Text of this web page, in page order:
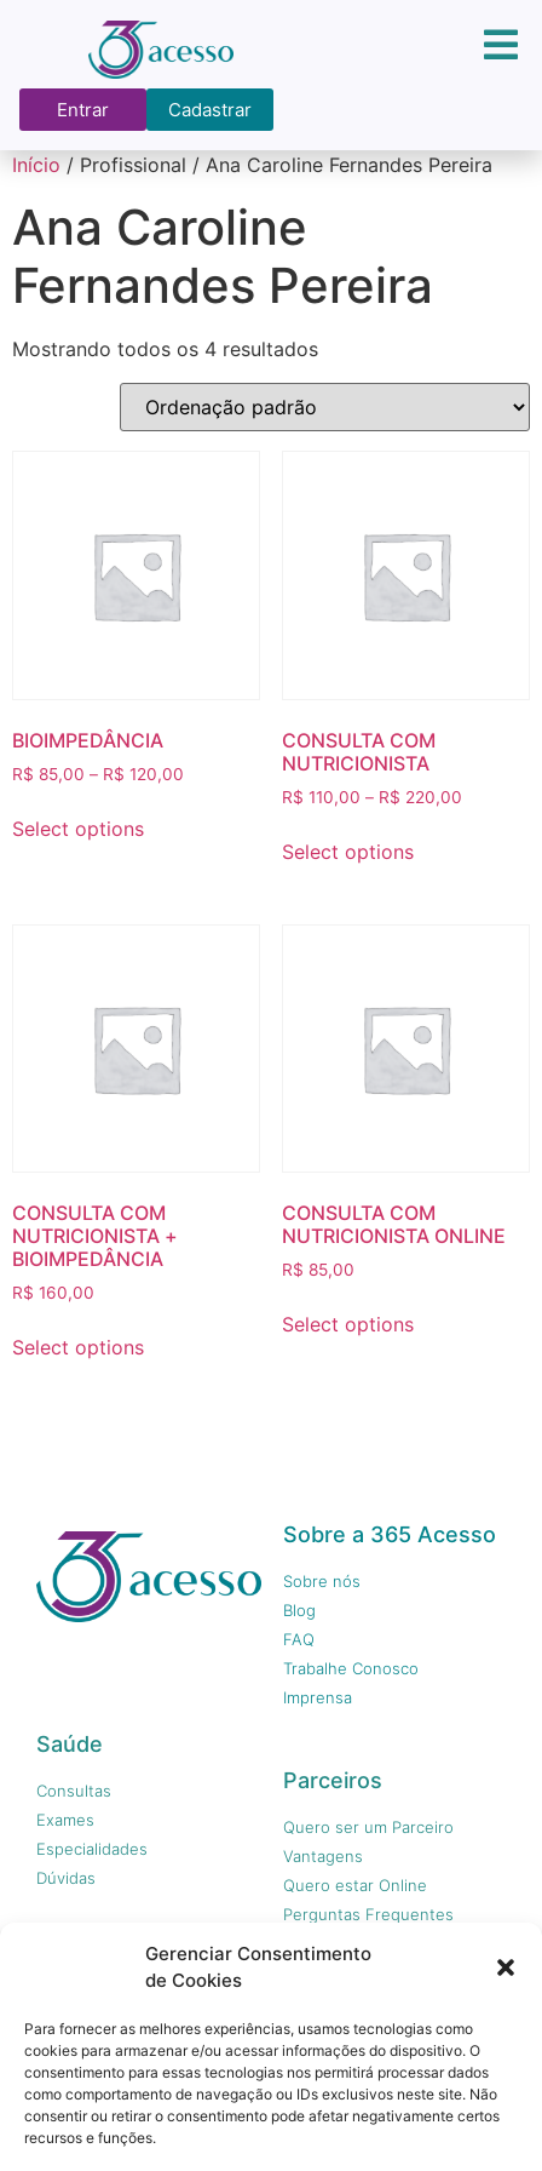
Gerenciar Consentimento
de Cookies
Para fornecer as melhores experiências, usamos tecnologias como
cookies para armazenar e/ou acessar informações do dispositivo. O
consentimento para essas tecnologias nos permitirá processar dados
como comportamento de navegação ou IDs exclusivos neste site. Não
consentir ou retirar o consentimento pode afetar negativamente certos
recursos e funções.
Entrar Cadastrar
Início / Profissional / Ana Caroline Fernandes Pereira
Ana Caroline
Fernandes Pereira
Mostrando todos os 4 resultados
BIOIMPEDÂNCIA
R$ 85,00 – R$ 120,00
Select options
CONSULTA COM
NUTRICIONISTA
R$ 110,00 – R$ 220,00
Select options
CONSULTA COM
NUTRICIONISTA +
BIOIMPEDÂNCIA
R$ 160,00
Select options
CONSULTA COM
NUTRICIONISTA ONLINE
R$ 85,00
Select options
Sobre a 365 Acesso
Sobre nós
Blog
FAQ
Trabalhe Conosco
Imprensa
Saúde
Consultas
Exames
Especialidades
Dúvidas
Parceiros
Quero ser um Parceiro
Vantagens
Quero estar Online
Perguntas Frequentes